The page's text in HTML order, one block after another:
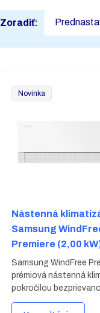
Zoradiť:
Novinka
Nástenná
Samsung
Premiere (2,00
Samsung WindFree
prémiová nástenná
pokročilou
technológiou